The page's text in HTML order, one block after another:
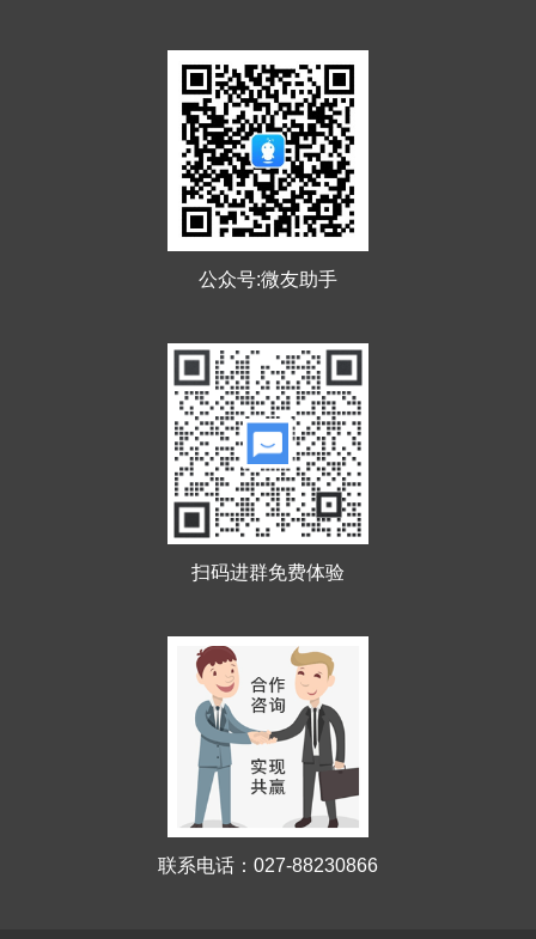
公众号:微友助手
扫码进群免费体验
联系电话：027-88230866